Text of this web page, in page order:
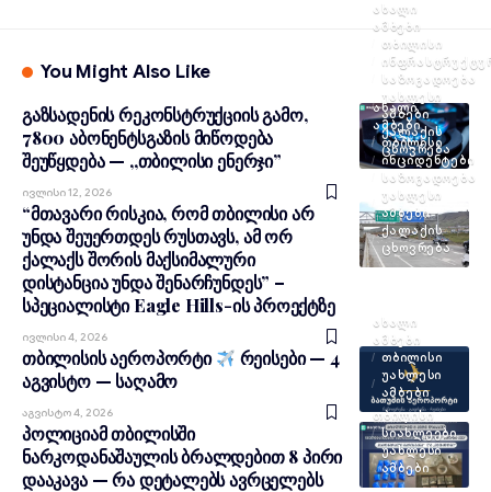
You Might Also Like
ᲐᲮᲐᲚᲘ
ᲐᲛᲑᲔᲑᲘ
ᲗᲑᲘᲚᲘᲡᲘ
ᲡᲐᲖᲝᲒᲐᲓᲝᲔᲑᲐ
ᲣᲐᲮᲚᲔᲡᲘ
ᲐᲛᲑᲔᲑᲘ
ᲥᲐᲚᲐᲥᲘᲡ
ᲪᲮᲝᲕᲠᲔᲑᲐ
გაზსადენის რეკონსტრუქციის გამო,
7800 აბონენტსგაზის მიწოდება
შეუწყდება — ,,თბილისი ენერჯი”
Ივლისი 12, 2026
ᲐᲮᲐᲚᲘ
ᲐᲛᲑᲔᲑᲘ
ᲗᲑᲘᲚᲘᲡᲘ
ᲘᲜᲪᲘᲓᲔᲜᲢᲔᲑᲘ
ᲡᲐᲖᲝᲒᲐᲓᲝᲔᲑᲐ
ᲣᲐᲮᲚᲔᲡᲘ
ᲐᲛᲑᲔᲑᲘ
ᲥᲐᲚᲐᲥᲘᲡ
ᲪᲮᲝᲕᲠᲔᲑᲐ
“მთავარი რისკია, რომ თბილისი არ
უნდა შეუერთდეს რუსთავს, ამ ორ
ქალაქს შორის მაქსიმალური
დისტანცია უნდა შენარჩუნდეს” –
სპეციალისტი Eagle Hills-ის პროექტზე
Ივლისი 4, 2026
ᲐᲮᲐᲚᲘ
ᲐᲛᲑᲔᲑᲘ
ᲗᲑᲘᲚᲘᲡᲘ
ᲣᲐᲮᲚᲔᲡᲘ
ᲐᲛᲑᲔᲑᲘ
თბილისის აეროპორტი
რეისები — 4
აგვისტო — საღამო
Აგვისტო 4, 2026
ᲗᲑᲘᲚᲘᲡᲘ
ᲡᲘᲐᲮᲚᲔᲔᲑᲘ
ᲣᲐᲮᲚᲔᲡᲘ
ᲐᲛᲑᲔᲑᲘ
პოლიციამ თბილისში
ნარკოდანაშაულის ბრალდებით 8 პირი
დააკავა — რა დეტალებს ავრცელებს